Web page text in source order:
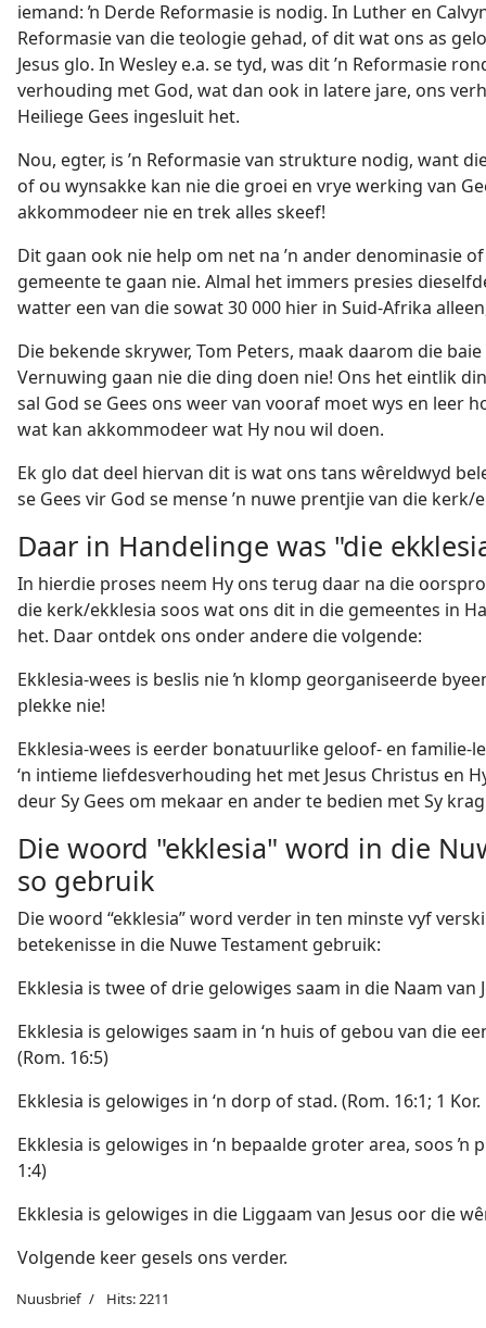
iemand: ŉ Derde Reformasie is nodig. In Luther en
Reformasie van die teologie gehad, of dit wat ons as
Jesus glo. In Wesley e.a. se tyd, was dit ’n Reformasie
verhouding met God, wat dan ook in latere jare, ons
Heiliege Gees ingesluit het.
Nou, egter, is ’n Reformasie van strukture nodig, want
of ou wynsakke kan nie die groei en vrye werking van
akkommodeer nie en trek alles skeef!
Dit gaan ook nie help om net na ’n ander denominasie
gemeente te gaan nie. Almal het immers presies
watter een van die sowat 30 000 hier in Suid-Afrika
Die bekende skrywer, Tom Peters, maak daarom die
Vernuwing gaan nie die ding doen nie! Ons het eintlik
sal God se Gees ons weer van vooraf moet wys en leer
wat kan akkommodeer wat Hy nou wil doen.
Ek glo dat deel hiervan dit is wat ons tans wêreldwyd
se Gees vir God se mense ’n nuwe prentjie van die kerk/
Daar in Handelinge was "die
In hierdie proses neem Hy ons terug daar na die
die kerk/ekklesia soos wat ons dit in die gemeentes in
het. Daar ontdek ons onder andere die volgende:
Ekklesia-wees is beslis nie ŉ klomp georganiseerde
plekke nie!
Ekklesia-wees is eerder bonatuurlike geloof- en familie-
‘n intieme liefdesverhouding het met Jesus Christus en
deur Sy Gees om mekaar en ander te bedien met Sy
Die woord "ekklesia" word in die
so gebruik
Die woord “ekklesia” word verder in ten minste vyf
betekenisse in die Nuwe Testament gebruik:
Ekklesia is twee of drie gelowiges saam in die Naam van
Ekklesia is gelowiges saam in ‘n huis of gebou van die
(Rom. 16:5)
Ekklesia is gelowiges in ‘n dorp of stad. (Rom. 16:1; 1 Kor.
Ekklesia is gelowiges in ‘n bepaalde groter area, soos ŉ
1:4)
Ekklesia is gelowiges in die Liggaam van Jesus oor die
Volgende keer gesels ons verder.
Nuusbrief Hits: 2211